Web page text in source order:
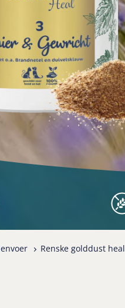
Renske golddust heal